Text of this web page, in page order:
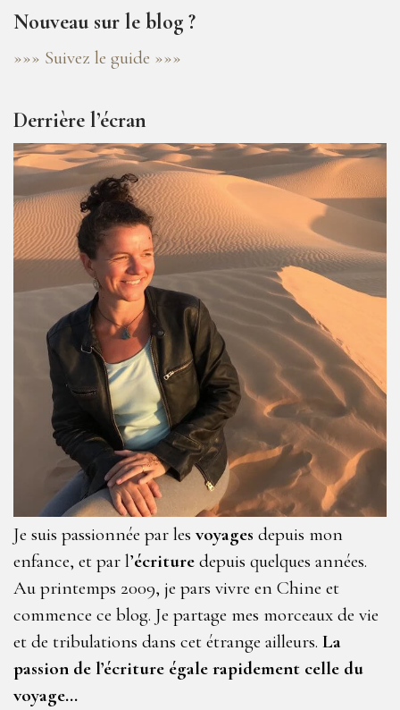
Nouveau sur le blog ?
»»» Suivez le guide »»»
Derrière l’écran
Je suis passionnée par les voyages depuis mon
enfance, et par l’écriture depuis quelques années.
Au printemps 2009, je pars vivre en Chine et
commence ce blog. Je partage mes morceaux de vie
et de tribulations dans cet étrange ailleurs. La
passion de l’écriture égale rapidement celle du
voyage…